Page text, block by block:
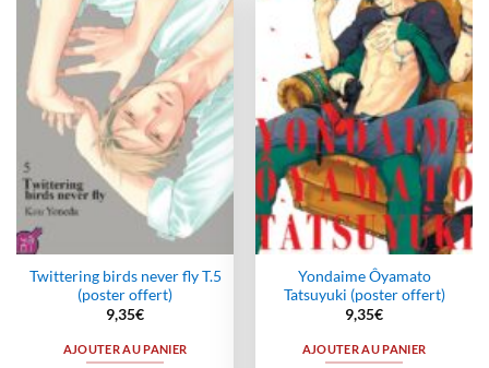
Ajouter
à la
wishlist
Twittering birds never fly T.5
(poster offert)
9,35€
AJOUTER AU PANIER
Ajouter
à la
wishlist
Yondaime Ôyamato
Tatsuyuki (poster offert)
9,35€
AJOUTER AU PANIER